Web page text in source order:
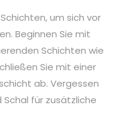
um sich vor
Beginnen Sie mit
Schichten wie
Sie mit einer
ab. Vergessen
Schal für zusätzliche